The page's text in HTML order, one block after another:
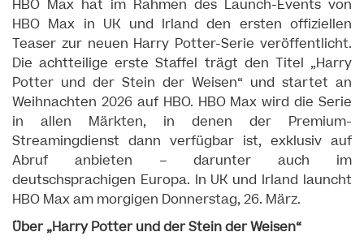
HBO Max hat im Rahmen des Launch-Events von
HBO Max in UK und Irland den ersten offiziellen
Teaser zur neuen Harry Potter-Serie veröffentlicht.
Die achtteilige erste Staffel trägt den Titel „Harry
Potter und der Stein der Weisen“ und startet an
Weihnachten 2026 auf HBO. HBO Max wird die Serie
in allen Märkten, in denen der Premium-
Streamingdienst dann verfügbar ist, exklusiv auf
Abruf anbieten – darunter auch im
deutschsprachigen Europa. In UK und Irland launcht
HBO Max am morgigen Donnerstag, 26. März.
Über „Harry Potter und der Stein der Weisen“